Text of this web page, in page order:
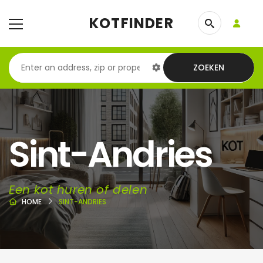
KOTFINDER
ZOEKEN
Sint-Andries
Een kot huren of delen
HOME SINT-ANDRIES